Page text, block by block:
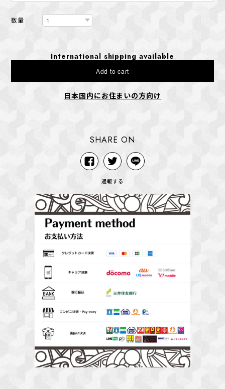
数量
International shipping available
Add to cart
日本国内にお住まいの方向け
SHARE ON
通報する